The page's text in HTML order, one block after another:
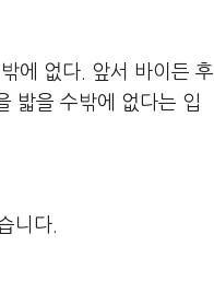
에 없다. 앞서 바이든 후
밟을 수밖에 없다는 입
니다.